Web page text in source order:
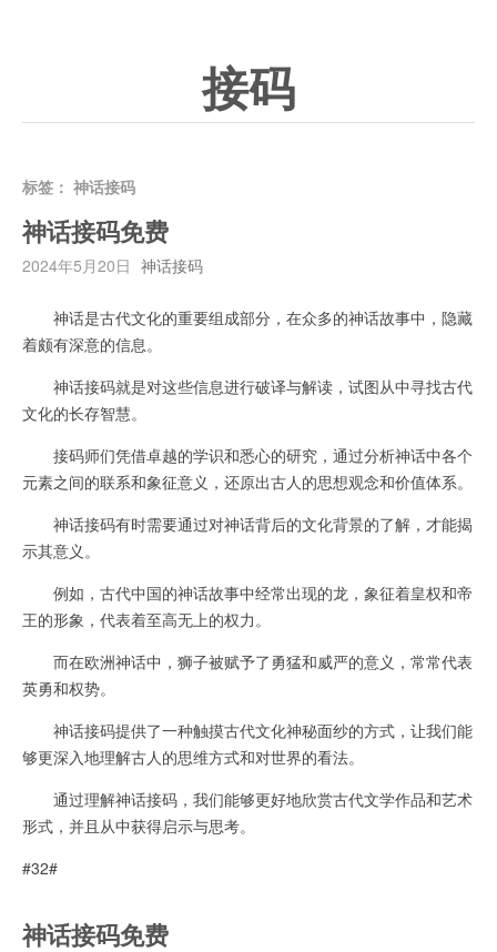
接码
标签： 神话接码
神话接码免费
2024年5月20日 神话接码
神话是古代文化的重要组成部分，在众多的神话故事中，隐藏
着颇有深意的信息。
神话接码就是对这些信息进行破译与解读，试图从中寻找古代
文化的长存智慧。
接码师们凭借卓越的学识和悉心的研究，通过分析神话中各个
元素之间的联系和象征意义，还原出古人的思想观念和价值体系。
神话接码有时需要通过对神话背后的文化背景的了解，才能揭
示其意义。
例如，古代中国的神话故事中经常出现的龙，象征着皇权和帝
王的形象，代表着至高无上的权力。
而在欧洲神话中，狮子被赋予了勇猛和威严的意义，常常代表
英勇和权势。
神话接码提供了一种触摸古代文化神秘面纱的方式，让我们能
够更深入地理解古人的思维方式和对世界的看法。
通过理解神话接码，我们能够更好地欣赏古代文学作品和艺术
形式，并且从中获得启示与思考。
#32#
神话接码免费